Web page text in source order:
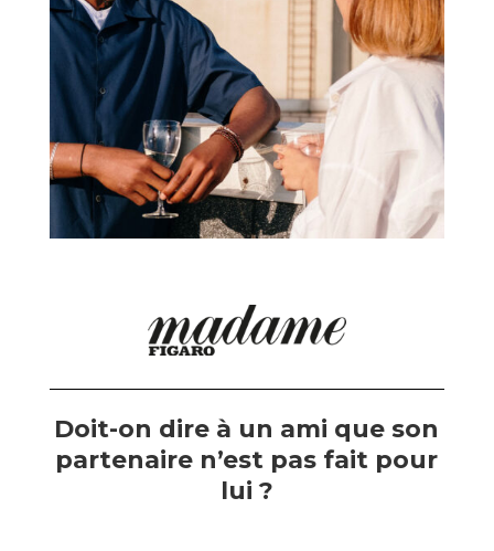
Doit-on dire à un ami que son
partenaire n’est pas fait pour
lui ?